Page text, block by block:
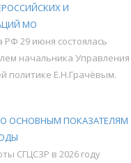
И
МО
29 июня состоялась
начальника Управления
политике Е.Н.Грачёвым.
ОСНОВНЫМ ПОКАЗАТЕЛЯМ
СГЦСЗР в 2026 году